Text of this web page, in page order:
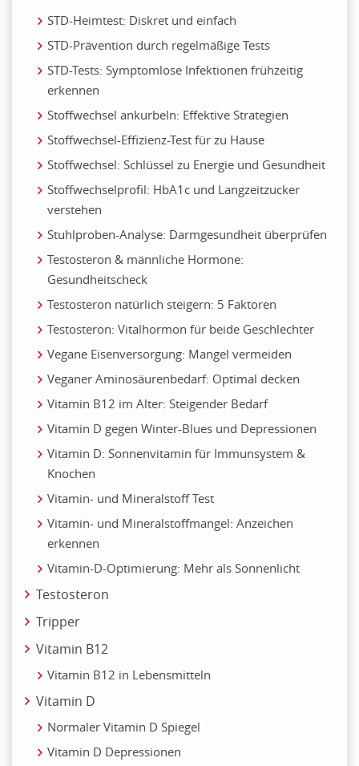
STD-Heimtest: Diskret und einfach
STD-Prävention durch regelmäßige Tests
STD-Tests: Symptomlose Infektionen frühzeitig
erkennen
Stoffwechsel ankurbeln: Effektive Strategien
Stoffwechsel-Effizienz-Test für zu Hause
Stoffwechsel: Schlüssel zu Energie und Gesundheit
Stoffwechselprofil: HbA1c und Langzeitzucker
verstehen
Stuhlproben-Analyse: Darmgesundheit überprüfen
Testosteron & männliche Hormone:
Gesundheitscheck
Testosteron natürlich steigern: 5 Faktoren
Testosteron: Vitalhormon für beide Geschlechter
Vegane Eisenversorgung: Mangel vermeiden
Veganer Aminosäurenbedarf: Optimal decken
Vitamin B12 im Alter: Steigender Bedarf
Vitamin D gegen Winter-Blues und Depressionen
Vitamin D: Sonnenvitamin für Immunsystem &
Knochen
Vitamin- und Mineralstoff Test
Vitamin- und Mineralstoffmangel: Anzeichen
erkennen
Vitamin-D-Optimierung: Mehr als Sonnenlicht
Testosteron
Tripper
Vitamin B12
Vitamin B12 in Lebensmitteln
Vitamin D
Normaler Vitamin D Spiegel
Vitamin D Depressionen